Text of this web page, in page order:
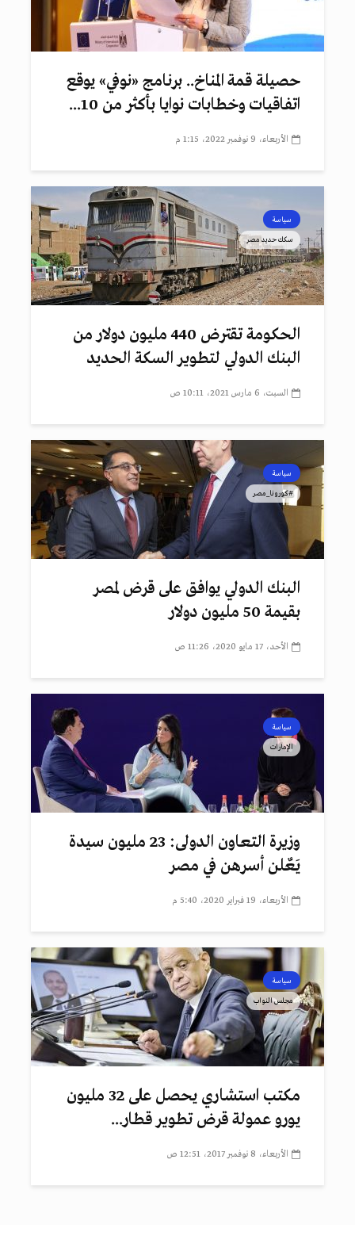
حصيلة قمة المناخ.. برنامج «نوفي» يوقع
اتفاقيات وخطابات نوايا بأكثر من 10...
الأربعاء، 9 نوفمبر 2022، 1:15 م
سياسة
سكك حديد مصر
الحكومة تقترض 440 مليون دولار من
البنك الدولي لتطوير السكة الحديد
السبت، 6 مارس 2021، 10:11 ص
سياسة
#كورونا_مصر
البنك الدولي يوافق على قرض لمصر
بقيمة 50 مليون دولار
الأحد، 17 مايو 2020، 11:26 ص
سياسة
الإمارات
وزيرة التعاون الدولى: 23 مليون سيدة
يَعٌلن أسرهن في مصر
الأربعاء، 19 فبراير 2020، 5:40 م
سياسة
مجلس النواب
مكتب استشاري يحصل على 32 مليون
يورو عمولة قرض تطوير قطار...
الأربعاء، 8 نوفمبر 2017، 12:51 ص